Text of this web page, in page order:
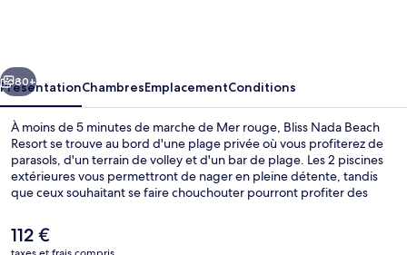
Suivant
80+
PrésentationChambresEmplacementConditions
À moins de 5 minutes de marche de Mer rouge, Bliss Nada Beach
Resort se trouve au bord d'une plage privée où vous profiterez de
parasols, d'un terrain de volley et d'un bar de plage. Les 2 piscines
extérieures vous permettront de nager en pleine détente, tandis
que ceux souhaitant se faire chouchouter pourront profiter des
manucure et pédicure. L'établissement Nabata, l'un des 2
restaurants, sert le petit déjeuner, le déjeuner et le dîner. Cet hôtel
Le
prix
112 €